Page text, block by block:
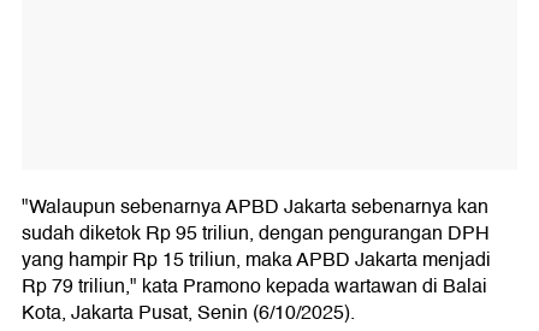
"Walaupun sebenarnya APBD Jakarta sebenarnya kan
sudah diketok Rp 95 triliun, dengan pengurangan DPH
yang hampir Rp 15 triliun, maka APBD Jakarta menjadi
Rp 79 triliun," kata Pramono kepada wartawan di Balai
Kota, Jakarta Pusat, Senin (6/10/2025).